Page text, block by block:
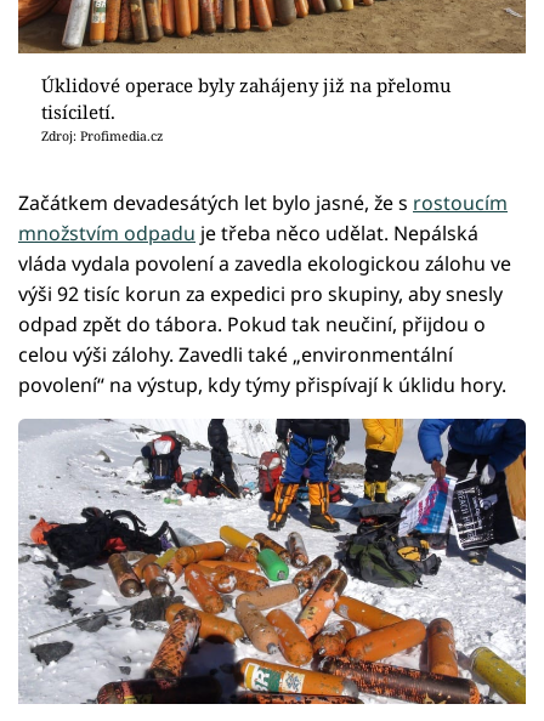
Úklidové operace byly zahájeny již na přelomu
tisíciletí.
Zdroj: Profimedia.cz
Začátkem devadesátých let bylo jasné, že s rostoucím
množstvím odpadu je třeba něco udělat. Nepálská
vláda vydala povolení a zavedla ekologickou zálohu ve
výši 92 tisíc korun za expedici pro skupiny, aby snesly
odpad zpět do tábora. Pokud tak neučiní, přijdou o
celou výši zálohy. Zavedli také „environmentální
povolení“ na výstup, kdy týmy přispívají k úklidu hory.